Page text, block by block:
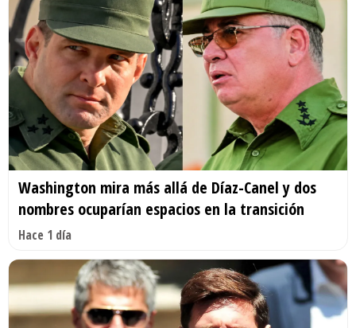
Washington mira más allá de Díaz-Canel y dos
nombres ocuparían espacios en la transición
Hace 1 día